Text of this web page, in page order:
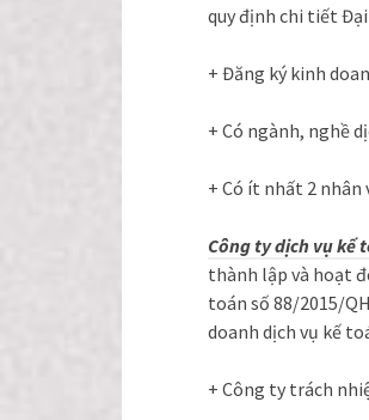
quy định chi tiết Đại
+ Đăng ký kinh
+ Có ngành, nghề
+ Có ít nhất 2
Công ty dịch vụ kế
thành lập và hoạt
toán số 88/2015/
doanh dịch vụ kế
+ Công ty trách